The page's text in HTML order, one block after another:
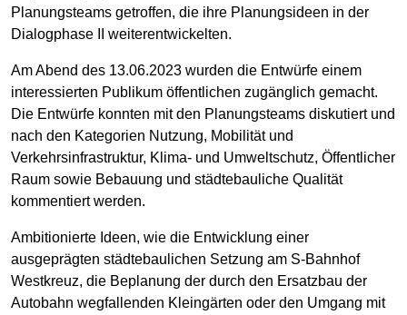
Planungsteams getroffen, die ihre Planungsideen in der
Dialogphase II weiterentwickelten.
Am Abend des 13.06.2023 wurden die Entwürfe einem
interessierten Publikum öffentlichen zugänglich gemacht.
Die Entwürfe konnten mit den Planungsteams diskutiert und
nach den Kategorien Nutzung, Mobilität und
Verkehrsinfrastruktur, Klima- und Umweltschutz, Öffentlicher
Raum sowie Bebauung und städtebauliche Qualität
kommentiert werden.
Ambitionierte Ideen, wie die Entwicklung einer
ausgeprägten städtebaulichen Setzung am S-Bahnhof
Westkreuz, die Beplanung der durch den Ersatzbau der
Autobahn wegfallenden Kleingärten oder den Umgang mit